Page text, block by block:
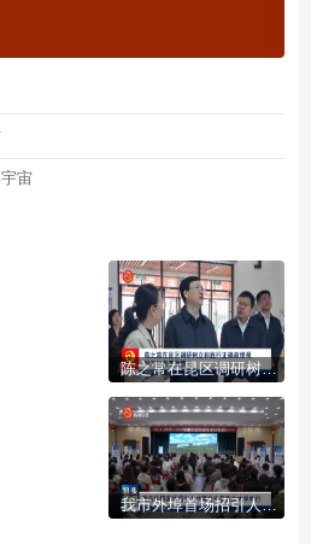
宙
陈之常在昆区调研树立和践行正确政绩观学习教育开展情况
我市外埠首场招引人才宣介会在东北大学举行